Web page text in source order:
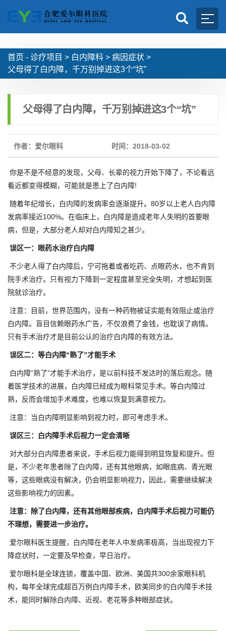
首页 - 诊疗项目 > 白内障科 > 病因症状 >
父母得了白内障，千万别掉进这3个“坑”
父母得了白内障，千万别掉进这3个“坑”
作者：爱尔眼科 时间：2018-03-02
你是不是不经意的发现，父母、长辈的视力开始下降了，不论看远
看近都变得模糊，可能就是患上了白内障!
随着年纪增长，白内障的发病率会逐渐提升。80岁以上老人白内障
发病率接近100%。在临床上，白内障是造成老年人失明的首要眼
病，但是，大部分老人却对白内障知之甚少。
误区一：眼药水治疗白内障
不少老人得了白内障后，宁可拖着或者吃药、点眼药水，也不肯到
院手术治疗。只有视力下降到一定程度甚至完全失明，才想起到医
院就诊治疗。
注意：目前，世界范围内，没有一种药物被证实能有效阻止或治疗
白内障。盲目信赖眼药水广告，不仅浪费了金钱，也耽误了病情。
只有手术治疗才是目前公认的治疗白内障的有效方法。
误区二：等白内障“熟了”才能手术
白内障“熟了”才能手术治疗，是以前科技不发达时的落后观念。随
着医学技术的进展，白内障已经成为眼科常见手术。等白内障过
熟，反而会增加手术难度，也难以恢复到满意视力。
注意：当白内障明显影响到视力时，即可考虑手术。
误区三：白内障手术后视力一定会清晰
对大部分白内障患者来说，手术后视力能得到明显恢复和提升。但
是，不少老年患者除了白内障，还有其他眼病，如眼底病、青光眼
等，这些眼病没有解决，仍会明显影响视力，因此，需要继续解决
这些影响视力的因素。
注意：除了白内障，还有其他眼部疾病，白内障手术后视力可能仍
不理想，需要进一步治疗。
爱尔眼科医生提醒，白内障在老年人中发病率极高，当出现视力下
降症状时，一定要及早检查，早日治疗。
爱尔眼科是全球连锁，覆盖中国、欧洲、美国共300余家眼科机
构，每年全球完成超百万例白内障手术，欧美同步的白内障手术技
术，能同时解除白内障、近视、老花等多种眼部症状。